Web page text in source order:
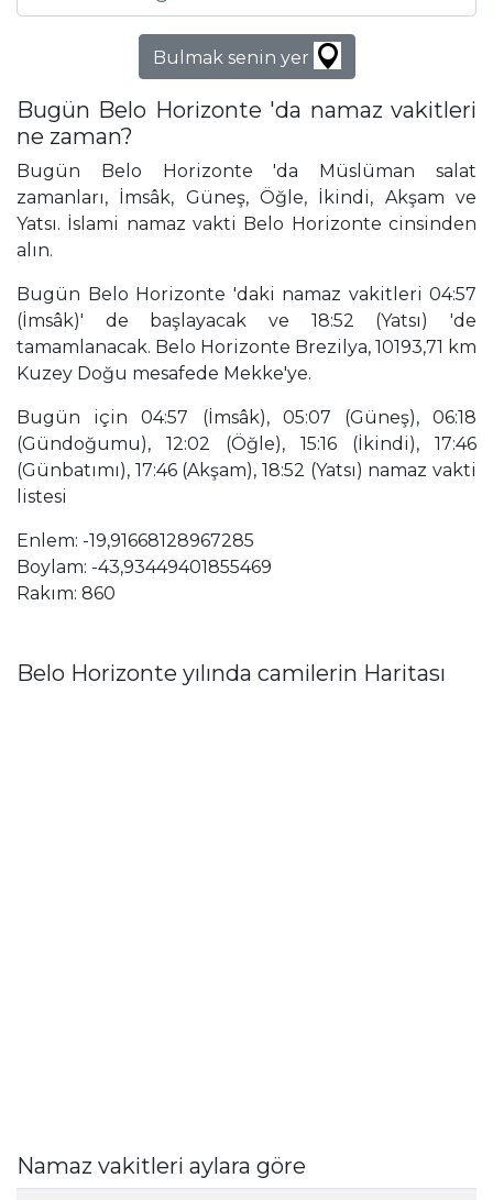
Bulmak senin yer
Bugün Belo Horizonte 'da namaz vakitleri
ne zaman?
Bugün Belo Horizonte 'da Müslüman salat
zamanları, İmsâk, Güneş, Öğle, İkindi, Akşam ve
Yatsı. İslami namaz vakti Belo Horizonte cinsinden
alın.
Bugün Belo Horizonte 'daki namaz vakitleri 04:57
(İmsâk)' de başlayacak ve 18:52 (Yatsı) 'de
tamamlanacak. Belo Horizonte Brezilya, 10193,71 km
Kuzey Doğu mesafede Mekke'ye.
Bugün için 04:57 (İmsâk), 05:07 (Güneş), 06:18
(Gündoğumu), 12:02 (Öğle), 15:16 (İkindi), 17:46
(Günbatımı), 17:46 (Akşam), 18:52 (Yatsı) namaz vakti
listesi
Enlem: -19,91668128967285
Boylam: -43,93449401855469
Rakım: 860
Belo Horizonte yılında camilerin Haritası
Namaz vakitleri aylara göre